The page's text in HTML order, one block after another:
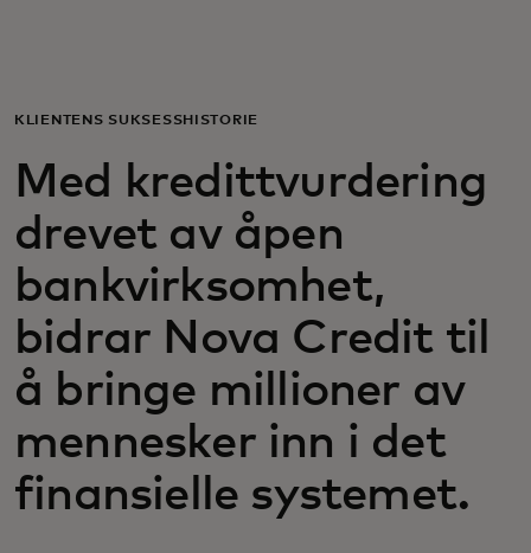
For bedrifter
For verden
For innovatører
Nyheter og trender
KLIENTENS SUKSESSHISTORIE
Med kredittvurdering
drevet av åpen
bankvirksomhet,
bidrar Nova Credit til
å bringe millioner av
mennesker inn i det
finansielle systemet.